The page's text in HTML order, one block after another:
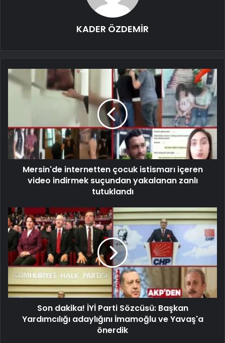
KADER ÖZDEMİR
Mersin'de internetten çocuk istismarı içeren
video indirmek suçundan yakalanan zanlı
tutuklandı
Son dakika! İYİ Parti Sözcüsü: Başkan
Yardımcılığı adaylığını İmamoğlu ve Yavaş'a
önerdik